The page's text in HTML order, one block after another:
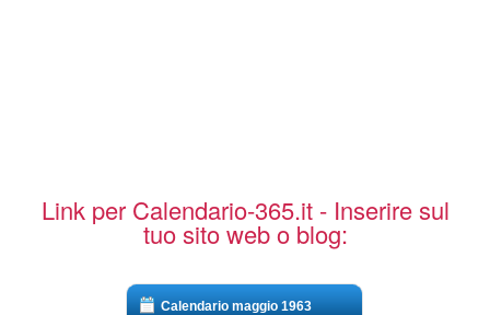
Link per Calendario-365.it - Inserire sul
tuo sito web o blog:
Calendario maggio 1963